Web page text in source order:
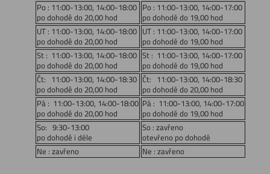
Po : 11:00-13:00, 14:00-18:00
po dohodě do 20,00 hod
Po : 11:00-13:00, 14:00-17:00
po dohodě do 19,00 hod
UT : 11:00-13:00, 14:00-18:00
po dohodě do 20,00 hod
UT : 11:00-13:00, 14:00-17:00
po dohodě do 19,00 hod
St : 11:00-13:00, 14:00-18:00
po dohodě do 20,00 hod
St : 11:00-13:00, 14:00-17:00
po dohodě do 19,00 hod
Čt: 11:00-13:00, 14:00-18:30
po dohodě do 20,00 hod
Čt: 11:00-13:00, 14:00-18:30
po dohodě do 20,00 hod
Pá : 11:00-13:00, 14:00-18:00
po dohodě do 20,00 hod
Pá : 11:00-13:00, 14:00-17:00
po dohodě do 19,00 hod
So: 9:30-13:00
po dohodě i déle
So : zavřeno
otevřeno po dohodě
Ne : zavřeno
Ne : zavřeno